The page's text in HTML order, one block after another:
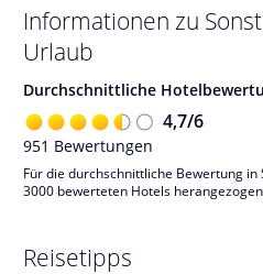
Informationen zu
Urlaub
Durchschnittliche
4,7/6
951 Bewertungen
Für die durchschnittliche Bewertung in
3000 bewerteten Hotels
Reisetipps